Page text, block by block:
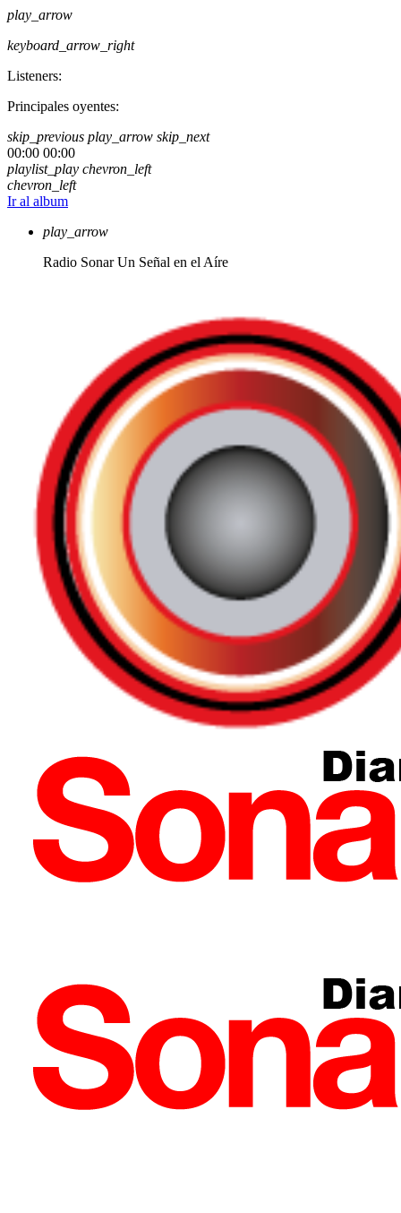
play_arrow
keyboard_arrow_right
Listeners:
Principales oyentes:
skip_previous play_arrow skip_next
00:00 00:00
playlist_play chevron_left
chevron_left
Ir al album
play_arrow
Radio Sonar Un Señal en el Aíre